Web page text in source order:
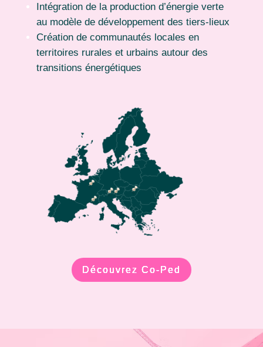
Intégration de la production d’énergie verte
au modèle de développement des tiers-lieux
Création de communautés locales en
territoires rurales et urbains autour des
transitions énergétiques
Découvrez Co-Ped